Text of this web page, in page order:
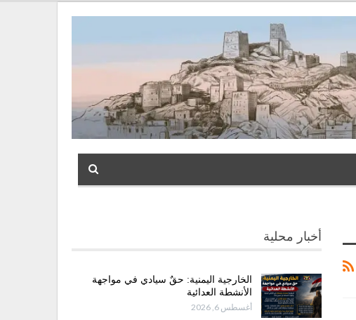
أخبار محلية
الخارجية اليمنية: حقٌ سيادي في مواجهة
الأنشطة العدائية
أغسطس 6, 2026